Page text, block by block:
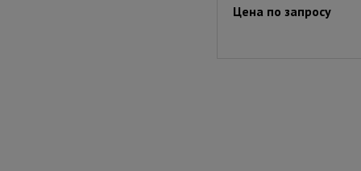
Цена по запросу